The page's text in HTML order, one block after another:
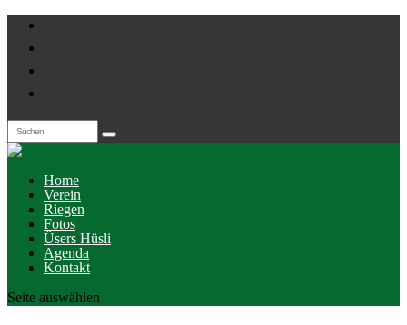
Home
Verein
Riegen
Fotos
Üsers Hüsli
Agenda
Kontakt
Seite auswählen